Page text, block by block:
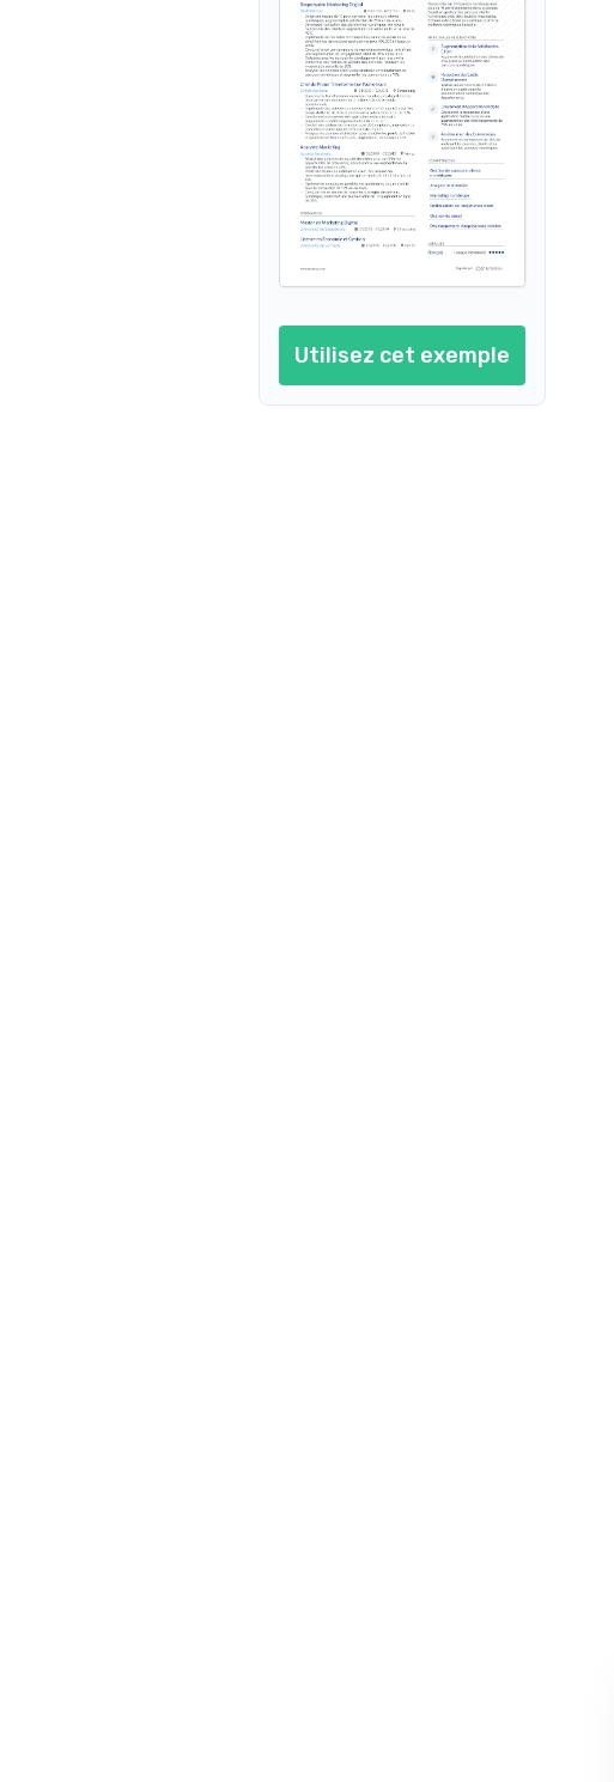
Voyages et Découvertes
Aime explorer de nouveaux
endroits et appréhender
différentes cultures.
Certification en Gestion de Projets
Digitaux
certification couvre les compétences
nécessaires pour gérer des projets
numériques complexes.
Spécialisation en Analyse de Données
Certification de DataCamp, axée sur
l'analyse avancée des données pour des
insights exploitables.
Utilisez cet exemple